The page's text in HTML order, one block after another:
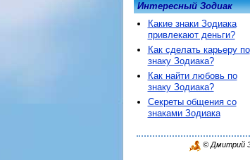
Интересный Зодиак
Какие знаки Зодиака
привлекают деньги?
Как сделать карьеру по
знаку Зодиака?
Как найти любовь по
знаку Зодиака?
Секреты общения со
знаками Зодиака
© Дмитрий